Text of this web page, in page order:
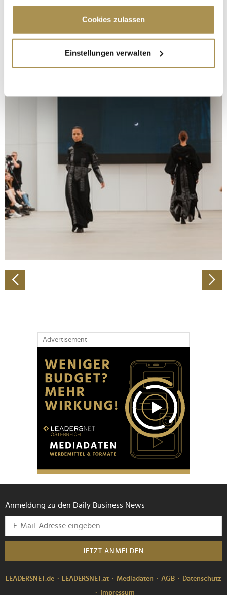
Cookie-Erklärung oder durch Klicken auf das Privacy
Trigger Symbol ändern oder widerrufen
Informationen über Ihre geografische Lage
erfassen, welche bis auf einige Meter genau sein
Erfahren Sie mehr darüber, wie Ihre persönlichen Daten
verarbeitet werden, und legen Sie Ihre Präferenzen im
Abschnitt Einzelheiten
Wir verwenden Cookies, um Inhalte und Anzeigen zu
personalisieren, Funktionen für soziale Medien anbieten
zu können und die Zugriffe auf unsere Website zu
analysieren. Außerdem geben wir Informationen zu Ihrer
Verwendung unserer Website an unsere Partner für
soziale Medien, Werbung und Analysen weiter. Unsere
gesammelt haben.
Cookies zulassen
Einstellungen verwalten
Advertisement
Anmeldung zu den Daily Business News
JETZT ANMELDEN
LEADERSNET.de LEADERSNET.at Mediadaten AGB
Datenschutz
Impressum